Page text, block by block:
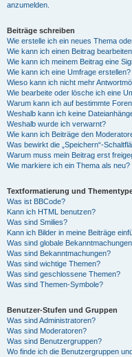
anzumelden.
Beiträge schreiben
Wie erstelle ich ein neues Thema
Wie kann ich einen Beitrag
Wie kann ich meinem Beitrag eine
Wie kann ich eine Umfrage erstellen?
Wieso kann ich nicht mehr
Wie bearbeite oder lösche ich eine
Warum kann ich auf bestimmte
Weshalb kann ich keine
Weshalb wurde ich verwarnt?
Wie kann ich Beiträge den
Was bewirkt die „Speichern“-
Warum muss mein Beitrag erst
Wie markiere ich ein Thema als neu?
Textformatierung und
Was ist BBCode?
Kann ich HTML benutzen?
Was sind Smilies?
Kann ich Bilder in meine Beiträge
Was sind globale
Was sind Bekanntmachungen?
Was sind wichtige Themen?
Was sind geschlossene Themen?
Was sind Themen-Symbole?
Benutzer-Stufen und Gruppen
Was sind Administratoren?
Was sind Moderatoren?
Was sind Benutzergruppen?
Wo finde ich die Benutzergruppen